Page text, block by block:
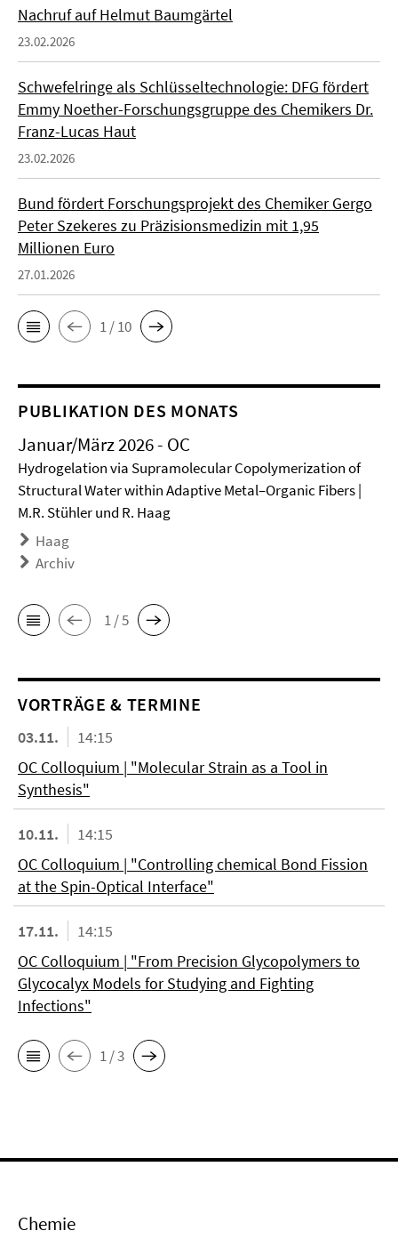
Nachruf auf Helmut Baumgärtel
23.02.2026
Schwefelringe als Schlüsseltechnologie: DFG fördert
Emmy Noether-Forschungsgruppe des Chemikers Dr.
Franz-Lucas Haut
23.02.2026
Bund fördert Forschungsprojekt des Chemiker Gergo
Peter Szekeres zu Präzisionsmedizin mit 1,95
Millionen Euro
27.01.2026
1 / 10
PUBLIKATION DES MONATS
Januar/März 2026 - OC
Hydrogelation via Supramolecular Copolymerization of
Structural Water within Adaptive Metal–Organic Fibers |
M.R. Stühler und R. Haag
Haag
Archiv
1 / 5
VORTRÄGE & TERMINE
03.11.
14:15
OC Colloquium | "Molecular Strain as a Tool in
Synthesis"
10.11.
14:15
OC Colloquium | "Controlling chemical Bond Fission
at the Spin-Optical Interface"
17.11.
14:15
OC Colloquium | "From Precision Glycopolymers to
Glycocalyx Models for Studying and Fighting
Infections"
1 / 3
Chemie